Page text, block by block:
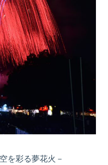
を彩る夢花火－